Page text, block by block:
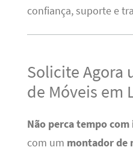
confiança, suporte e
Solicite Agora
de Móveis em
Não perca tempo
com um montador de